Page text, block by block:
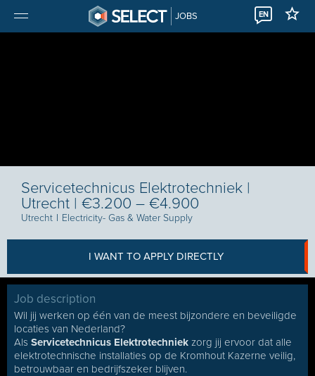
JOBS EN
Servicetechnicus Elektrotechniek |
Utrecht | €3.200 – €4.900
Utrecht I Electricity- Gas & Water Supply
I WANT TO APPLY DIRECTLY
Job description
Wil jij werken op één van de meest bijzondere en beveiligde
locaties van Nederland?
Als Servicetechnicus Elektrotechniek zorg jij ervoor dat alle
elektrotechnische installaties op de Kromhout Kazerne veilig,
betrouwbaar en bedrijfszeker blijven.